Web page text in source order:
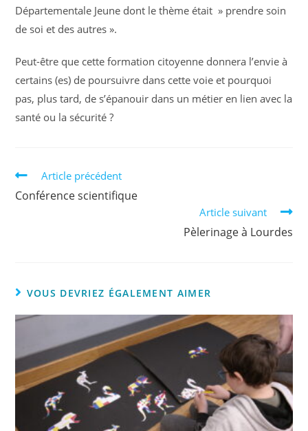
Départementale Jeune dont le thème était » prendre soin
de soi et des autres ».
Peut-être que cette formation citoyenne donnera l’envie à
certains (es) de poursuivre dans cette voie et pourquoi
pas, plus tard, de s’épanouir dans un métier en lien avec la
santé ou la sécurité ?
Article précédent
Conférence scientifique
Article suivant
Pèlerinage à Lourdes
VOUS DEVRIEZ ÉGALEMENT AIMER